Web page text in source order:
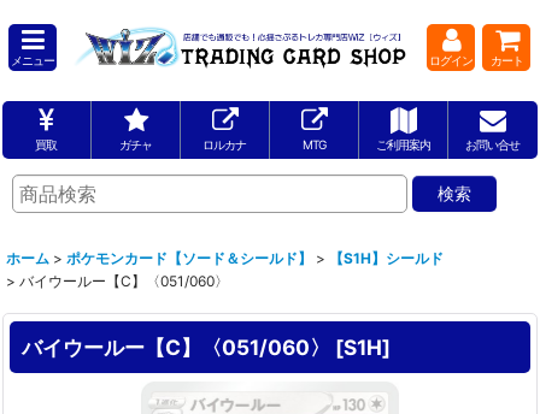
メニュー ログイン カート
買取 ガチャ ロルカナ MTG ご利用案内 お問い合せ
ホーム > ポケモンカード【ソード＆シールド】 >
【S1H】シールド
> バイウールー【C】〈051/060〉
バイウールー【C】〈051/060〉 [S1H]